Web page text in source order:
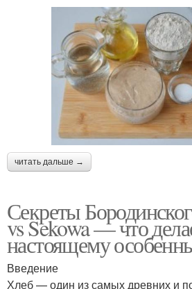
читать дальше →
Секреты
vs Sekowa — что
настоящему
Введение
Хлеб — один из самых древних и